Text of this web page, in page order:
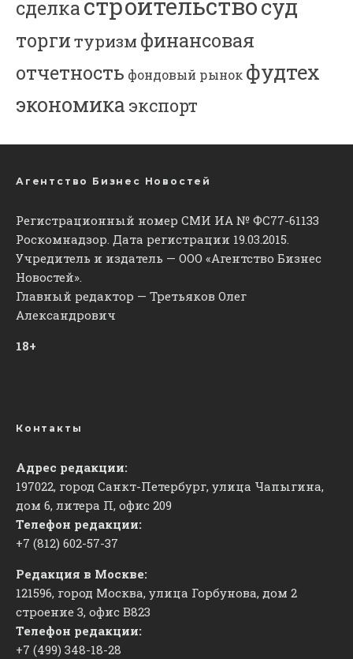
сделка суд
торгитуризм финансовая
отчетность фондовый рынок фудтех
экономика экспорт
Агентство Бизнес Новостей
Регистрационный номер СМИ ИА № ФС77-61133
Роскомнадзор. Дата регистрации 19.03.2015.
Учредитель и издатель — ООО «Агентство Бизнес
Новостей».
Главный редактор — Третьяков Олег
Александрович
18+
Контакты
Адрес редакции:
197022, город Санкт-Петербург, улица Чапыгина,
дом 6, литера П, офис 209
Телефон редакции:
+7 (812) 602-57-37
Редакция в Москве:
121596, город Москва, улица Горбунова, дом 2
строение 3, офис ​В823
Телефон редакции:
+7 (499) 348-18-28